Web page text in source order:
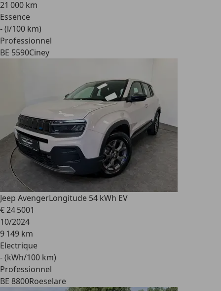
21 000 km
Essence
- (l/100 km)
Professionnel
BE 5590Ciney
Jeep AvengerLongitude 54 kWh EV
€ 24 5001
10/2024
9 149 km
Electrique
- (kWh/100 km)
Professionnel
BE 8800Roeselare